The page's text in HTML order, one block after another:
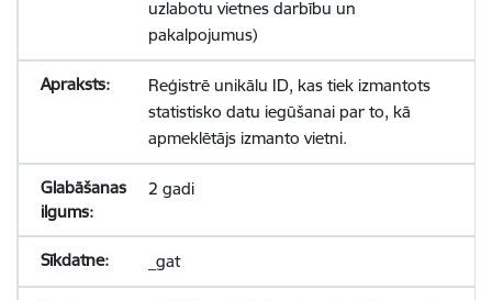
uzlabotu vietnes darbību un
pakalpojumus)
Reģistrē unikālu ID, kas tiek izmantots
statistisko datu iegūšanai par to, kā
apmeklētājs izmanto vietni.
2 gadi
_gat